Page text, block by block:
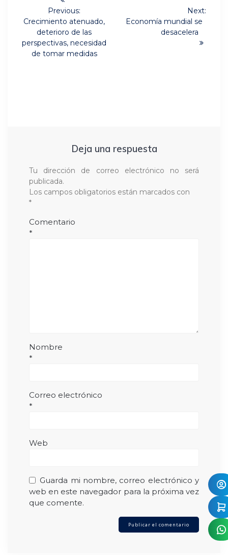
de
entradas
Previous:
Previous
post:
Crecimiento atenuado,
deterioro de las
perspectivas, necesidad
de tomar medidas
Next:
Next
Economía mundial se
desacelera
Deja una respuesta
Tu dirección de correo electrónico no será
publicada.
Los campos obligatorios están marcados con
*
Comentario
*
Nombre
*
Correo electrónico
*
Web
Guarda mi nombre, correo electrónico y
web en este navegador para la próxima vez
que comente.